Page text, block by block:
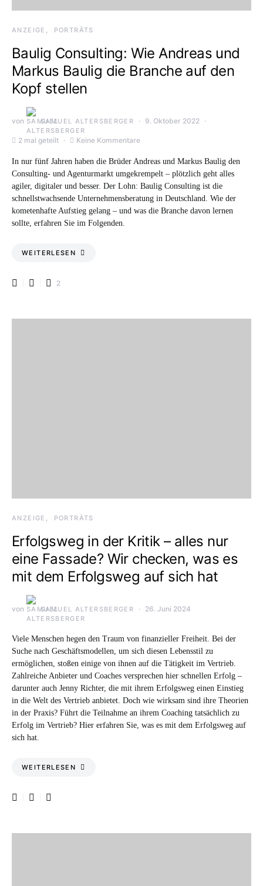
ANZEIGE PORTRÄTS
Baulig Consulting: Wie Andreas und
Markus Baulig die Branche auf den
Kopf stellen
von SAMUEL ALTERSBERGER 9. Oktober 2022
2 mal geteilt Keine Kommentare
In nur fünf Jahren haben die Brüder Andreas und Markus Baulig den
Consulting- und Agenturmarkt umgekrempelt – plötzlich geht alles
agiler, digitaler und besser. Der Lohn: Baulig Consulting ist die
schnellstwachsende Unternehmensberatung in Deutschland. Wie der
kometenhafte Aufstieg gelang – und was die Branche davon lernen
sollte, erfahren Sie im Folgenden.
WEITERLESEN
2
ANZEIGE PORTRÄTS
Erfolgsweg in der Kritik – alles nur
eine Fassade? Wir checken, was es
mit dem Erfolgsweg auf sich hat
von SAMUEL ALTERSBERGER 26. Juni 2024
Viele Menschen hegen den Traum von finanzieller Freiheit. Bei der
Suche nach Geschäftsmodellen, um sich diesen Lebensstil zu
ermöglichen, stoßen einige von ihnen auf die Tätigkeit im Vertrieb.
Zahlreiche Anbieter und Coaches versprechen hier schnellen Erfolg –
darunter auch Jenny Richter, die mit ihrem Erfolgsweg einen Einstieg
in die Welt des Vertrieb anbietet. Doch wie wirksam sind ihre Theorien
in der Praxis? Führt die Teilnahme an ihrem Coaching tatsächlich zu
Erfolg im Vertrieb? Hier erfahren Sie, was es mit dem Erfolgsweg auf
sich hat.
WEITERLESEN